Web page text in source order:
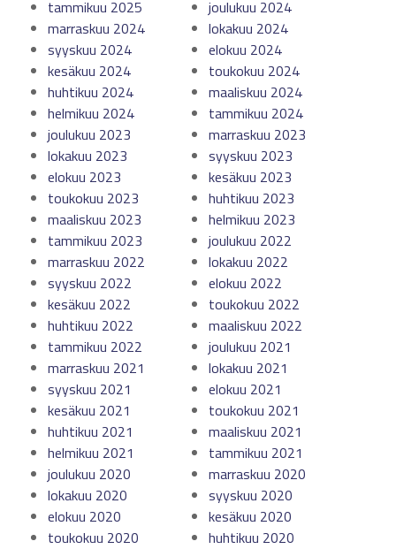
tammikuu 2025
joulukuu 2024
marraskuu 2024
lokakuu 2024
syyskuu 2024
elokuu 2024
kesäkuu 2024
toukokuu 2024
huhtikuu 2024
maaliskuu 2024
helmikuu 2024
tammikuu 2024
joulukuu 2023
marraskuu 2023
lokakuu 2023
syyskuu 2023
elokuu 2023
kesäkuu 2023
toukokuu 2023
huhtikuu 2023
maaliskuu 2023
helmikuu 2023
tammikuu 2023
joulukuu 2022
marraskuu 2022
lokakuu 2022
syyskuu 2022
elokuu 2022
kesäkuu 2022
toukokuu 2022
huhtikuu 2022
maaliskuu 2022
tammikuu 2022
joulukuu 2021
marraskuu 2021
lokakuu 2021
syyskuu 2021
elokuu 2021
kesäkuu 2021
toukokuu 2021
huhtikuu 2021
maaliskuu 2021
helmikuu 2021
tammikuu 2021
joulukuu 2020
marraskuu 2020
lokakuu 2020
syyskuu 2020
elokuu 2020
kesäkuu 2020
toukokuu 2020
huhtikuu 2020